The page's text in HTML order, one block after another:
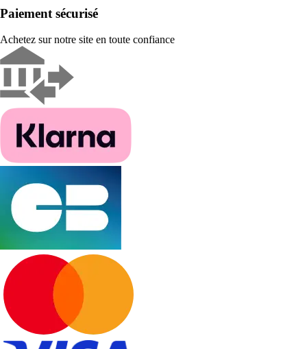
Paiement sécurisé
Achetez sur notre site en toute confiance